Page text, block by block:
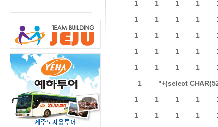
1 1 1 1
1 1 1 1
1 1 1 1
1 1 1 1
1 1 1 1
1 "+(select
1 1 1 1
1 1 1 1